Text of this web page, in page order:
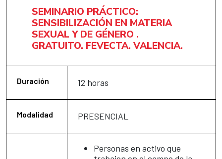
SEMINARIO PRÁCTICO:
SENSIBILIZACIÓN EN MATERIA
SEXUAL Y DE GÉNERO .
GRATUITO. FEVECTA. VALENCIA.
Duración 12 horas
Modalidad PRESENCIAL
Personas en activo que